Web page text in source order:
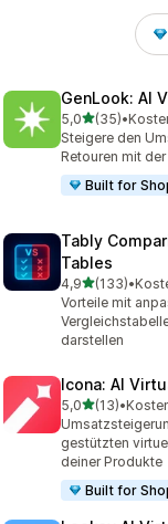
GenLook: AI
5,0von 5 Sternen
(35)
35 •
Steigere den
Retouren mit
Built for
Tably
Tables
4,9von 5 Sternen
(133)
133 •
Vorteile mit
darstellen
Icona: AI
5,0von 5 Sternen
(13)
13 Rezensionen
•
gestützten
deiner Produkte
Built for